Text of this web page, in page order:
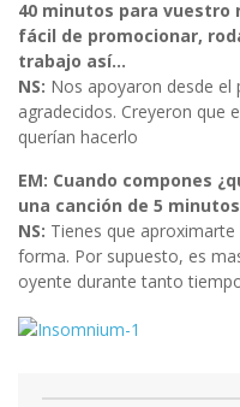
40 minutos para vuestro
fácil de promocionar,
trabajo así…
NS: Nos apoyaron desde el
agradecidos. Creyeron que
querían hacerlo
EM: Cuando compones
una canción de 5
NS: Tienes que
forma. Por supuesto, es
oyente durante tanto